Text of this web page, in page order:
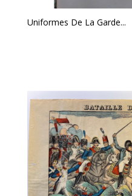
Uniformes De La Garde...